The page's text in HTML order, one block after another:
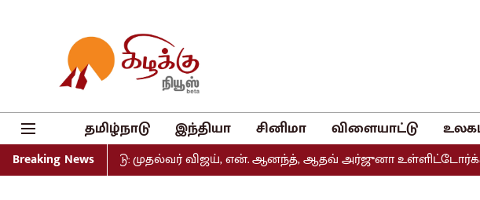
தமிழ்நாடு இந்தியா சினிமா விளையாட்டு
Breaking News
வெளியீடு: முதல்வர் விஜய், என். ஆனந்த், ஆதவ் அர்ஜுனா உள்ளிட்டோர்க்கு முக்கிய